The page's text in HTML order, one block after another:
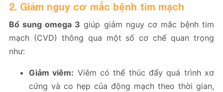
2. Giảm nguy cơ mắc bệnh tim mạch
Bổ sung omega 3 giúp giảm nguy cơ mắc bệnh tim
mạch (CVD) thông qua một số cơ chế quan trọng
như:
Giảm viêm: Viêm có thể thúc đẩy quá trình xơ
cứng và co hẹp của động mạch theo thời gian,